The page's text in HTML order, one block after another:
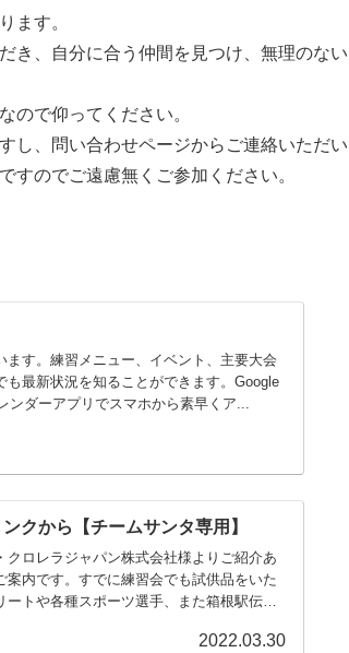
ます。
き、自分に合う仲間を見つけ、無理のない
ので仰ってください。
し、問い合わせページからご連絡いただい
すのでご遠慮無くご参加ください。
す。練習メニュー、イベント、主要大会
最新状況を知ることができます。Google
ンダーアプリでスマホから素早くア...
クから【チームサンタ専用】
ロレラジャパン株式会社様よりご紹介あ
内です。すでに練習会でも試供品をいた
トや各種スポーツ選手、また箱根駅伝の
2022.03.30